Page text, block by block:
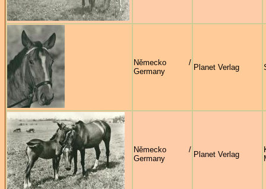
Německo /
Germany
Planet Verlag
Německo /
Germany
Planet Verlag